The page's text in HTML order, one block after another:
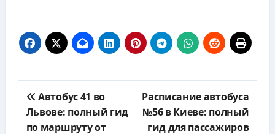
по
записям
Автобус 41 во
Львове: полный гид
по маршруту от
Расписание автобуса
№56 в Киеве: полный
гид для пассажиров